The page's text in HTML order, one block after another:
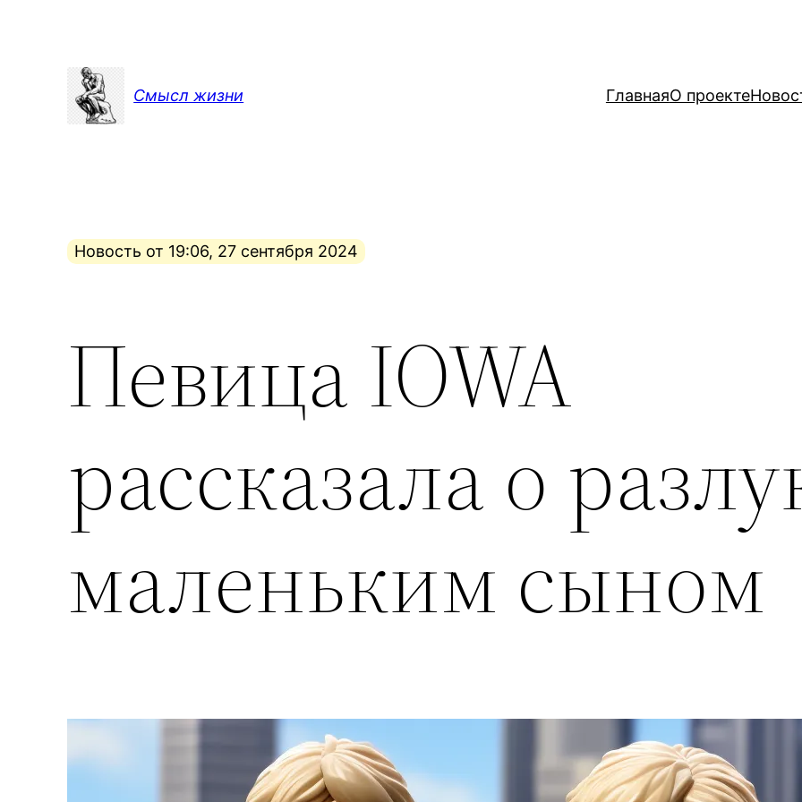
содержимому
Смысл жизни
ГлавнаяО проекте
Новость от 19:06, 27 сентября 2024
Певица IOWA
рассказала о
маленьким сыном